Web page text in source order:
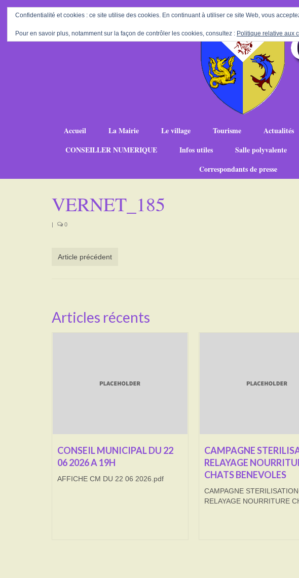
Accueil La Mairie Le village Tourisme Actualités
CONSEILLER NUMERIQUE
Infos utiles Salle polyvalente
Correspondants de presse
VERNET_185
| 0
Article précédent
Articles récents
CONSEIL MUNICIPAL DU 22
06 2026 A 19H
AFFICHE CM DU 22 06 2026.pdf
CAMPAGNE
RELAYAGE
CHATS BENEVOLES
CAMPAGNE
RELAYAGE NOURRITURE
Confidentialité et cookies : ce site utilise des cookies. En continuant à utiliser ce site Web, vous
Pour en savoir plus, notamment sur la façon de contrôler les cookies, consultez : Politique relative aux